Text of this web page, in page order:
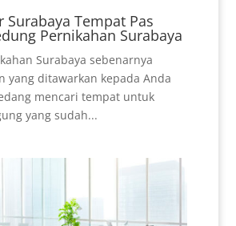
Surabaya Tempat Pas
Pernikahan Surabaya
Surabaya sebenarnya
yang ditawarkan kepada Anda
mencari tempat untuk
yang sudah...